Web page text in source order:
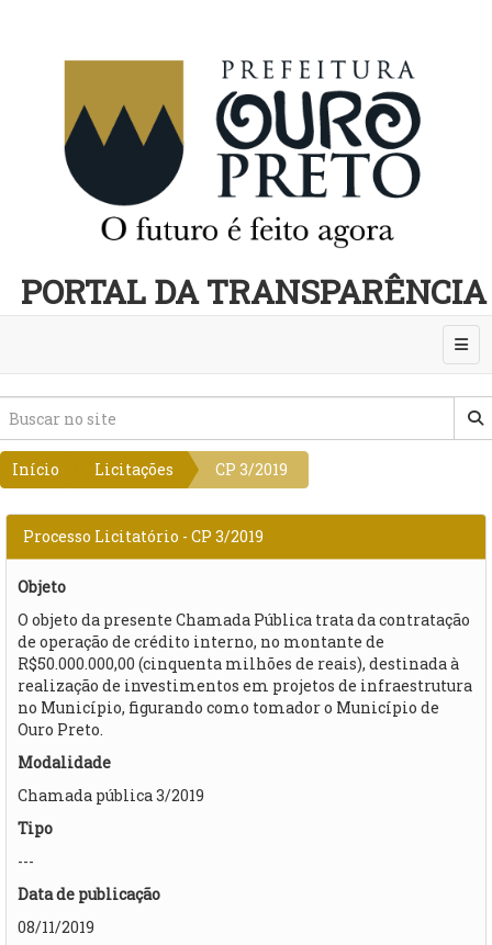
PORTAL DA TRANSPARÊNCIA
Início Licitações CP 3/2019
Processo Licitatório - CP 3/2019
Objeto
O objeto da presente Chamada Pública trata da contratação
de operação de crédito interno, no montante de
R$50.000.000,00 (cinquenta milhões de reais), destinada à
realização de investimentos em projetos de infraestrutura
no Município, figurando como tomador o Município de
Ouro Preto.
Modalidade
Chamada pública 3/2019
Tipo
---
Data de publicação
08/11/2019